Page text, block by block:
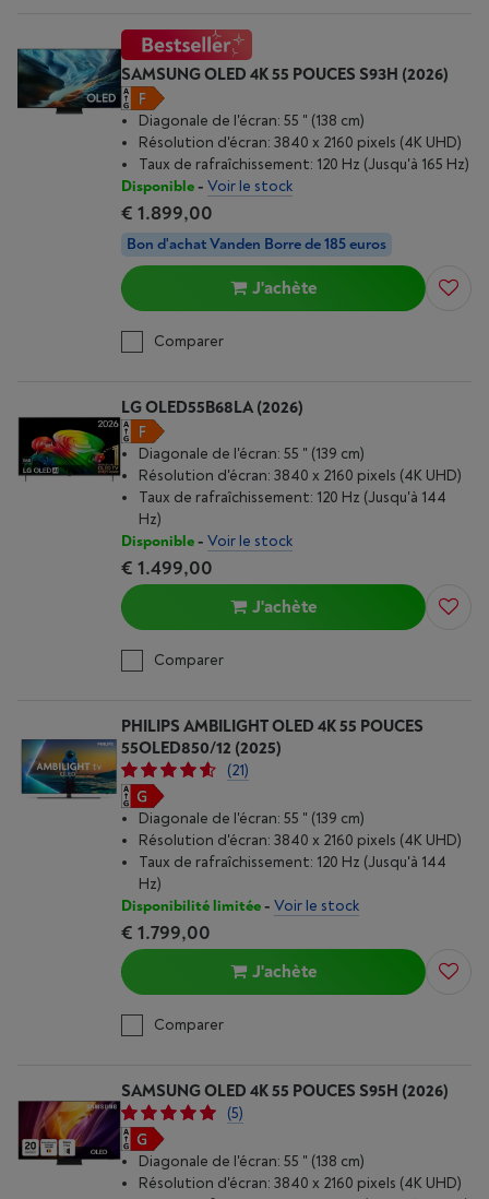
SAMSUNG OLED 4K 55 POUCES S93H (2026)
Diagonale de l'écran: 55 " (138 cm)
Résolution d'écran: 3840 x 2160 pixels (4K UHD)
Taux de rafraîchissement: 120 Hz (Jusqu'à 165 Hz)
Disponible- Voir le stock
€ 1.899,00
Bon d'achat Vanden Borre de 185 euros
J'achète
Comparer
LG OLED55B68LA (2026)
Diagonale de l'écran: 55 " (139 cm)
Résolution d'écran: 3840 x 2160 pixels (4K UHD)
Taux de rafraîchissement: 120 Hz (Jusqu'à 144
Hz)
Disponible- Voir le stock
€ 1.499,00
J'achète
Comparer
PHILIPS AMBILIGHT OLED 4K 55 POUCES
55OLED850/12 (2025)
(21)
Diagonale de l'écran: 55 " (139 cm)
Résolution d'écran: 3840 x 2160 pixels (4K UHD)
Taux de rafraîchissement: 120 Hz (Jusqu'à 144
Hz)
Disponibilité limitée- Voir le stock
€ 1.799,00
J'achète
Comparer
SAMSUNG OLED 4K 55 POUCES S95H (2026)
(5)
Diagonale de l'écran: 55 " (138 cm)
Résolution d'écran: 3840 x 2160 pixels (4K UHD)